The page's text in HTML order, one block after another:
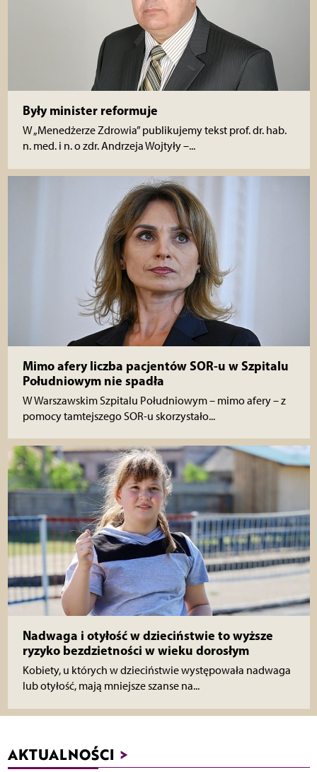
Były minister reformuje
W „Menedżerze Zdrowia” publikujemy tekst prof. dr. hab.
n. med. i n. o zdr. Andrzeja Wojtyły –...
Mimo afery liczba pacjentów SOR-u w Szpitalu
Południowym nie spadła
W Warszawskim Szpitalu Południowym – mimo afery – z
pomocy tamtejszego SOR-u skorzystało...
Nadwaga i otyłość w dzieciństwie to wyższe
ryzyko bezdzietności w wieku dorosłym
Kobiety, u których w dzieciństwie występowała nadwaga
lub otyłość, mają mniejsze szanse na...
AKTUALNOŚCI >